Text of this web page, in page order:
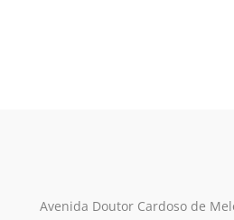
Avenida Doutor Cardoso de